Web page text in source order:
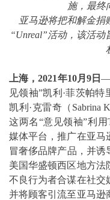
施，最终
亚马逊将把和解金捐
“Unreal”活动，该活动
上海，2021年10月9日
见领袖”凯利·菲茨帕特
凯利·克雷奇（Sabrina
这两名“意见领袖”利用
媒体平台，推广在亚马
冒奢侈品牌产品，并诱
美国华盛顿西区地方法
不良行为者合谋在社交
并将顾客引流至亚马逊